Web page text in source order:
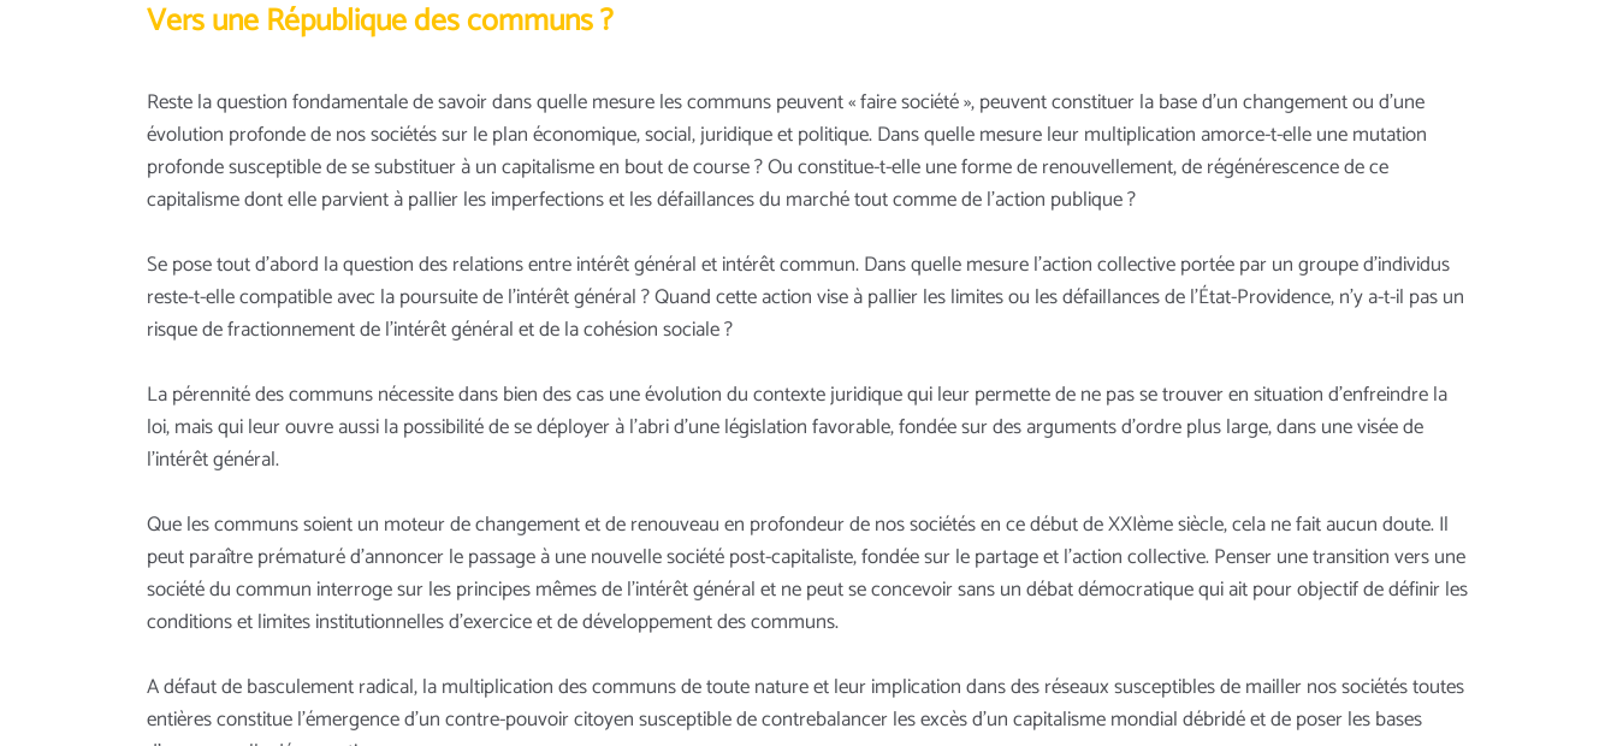
Vers une République des communs ?
Reste la question fondamentale de savoir dans quelle mesure les communs peuvent « faire société », peuvent constituer la base d’un changement ou d’une
évolution profonde de nos sociétés sur le plan économique, social, juridique et politique. Dans quelle mesure leur multiplication amorce-t-elle une mutation
profonde susceptible de se substituer à un capitalisme en bout de course ? Ou constitue-t-elle une forme de renouvellement, de régénérescence de ce
capitalisme dont elle parvient à pallier les imperfections et les défaillances du marché tout comme de l’action publique ?
Se pose tout d’abord la question des relations entre intérêt général et intérêt commun. Dans quelle mesure l’action collective portée par un groupe d’individus
reste-t-elle compatible avec la poursuite de l’intérêt général ? Quand cette action vise à pallier les limites ou les défaillances de l’État-Providence, n’y a-t-il pas un
risque de fractionnement de l’intérêt général et de la cohésion sociale ?
La pérennité des communs nécessite dans bien des cas une évolution du contexte juridique qui leur permette de ne pas se trouver en situation d’enfreindre la
loi, mais qui leur ouvre aussi la possibilité de se déployer à l’abri d’une législation favorable, fondée sur des arguments d’ordre plus large, dans une visée de
l’intérêt général.
Que les communs soient un moteur de changement et de renouveau en profondeur de nos sociétés en ce début de XXIème siècle, cela ne fait aucun doute. Il
peut paraître prématuré d’annoncer le passage à une nouvelle société post-capitaliste, fondée sur le partage et l’action collective. Penser une transition vers une
société du commun interroge sur les principes mêmes de l’intérêt général et ne peut se concevoir sans un débat démocratique qui ait pour objectif de définir les
conditions et limites institutionnelles d’exercice et de développement des communs.
A défaut de basculement radical, la multiplication des communs de toute nature et leur implication dans des réseaux susceptibles de mailler nos sociétés toutes
entières constitue l’émergence d’un contre-pouvoir citoyen susceptible de contrebalancer les excès d’un capitalisme mondial débridé et de poser les bases